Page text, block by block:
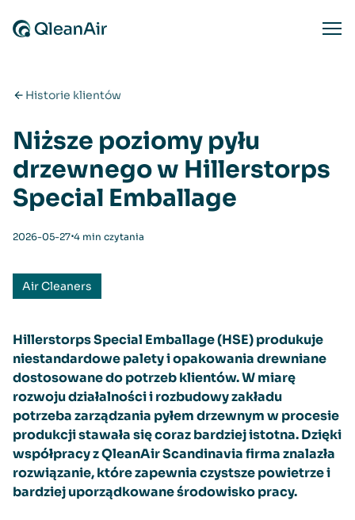
Historie klientów
Niższe poziomy pyłu
drzewnego w Hillerstorps
Special Emballage
2026-05-27⋅4 min czytania
Air Cleaners
Hillerstorps Special Emballage (HSE) produkuje
niestandardowe palety i opakowania drewniane
dostosowane do potrzeb klientów. W miarę
rozwoju działalności i rozbudowy zakładu
potrzeba zarządzania pyłem drzewnym w procesie
produkcji stawała się coraz bardziej istotna. Dzięki
współpracy z QleanAir Scandinavia firma znalazła
rozwiązanie, które zapewnia czystsze powietrze i
bardziej uporządkowane środowisko pracy.